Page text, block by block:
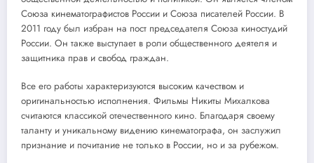
Союза кинематографистов России и Союза писателей России. В
2011 году был избран на пост председателя Союза киностудий
России. Он также выступает в роли общественного деятеля и
защитника прав и свобод граждан.
Все его работы характеризуются высоким качеством и
оригинальностью исполнения. Фильмы Никиты Михалкова
считаются классикой отечественного кино. Благодаря своему
таланту и уникальному видению кинематографа, он заслужил
признание и почитание не только в России, но и за рубежом.